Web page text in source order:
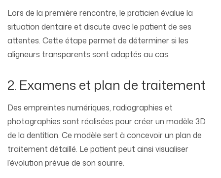
Lors de la première rencontre, le praticien évalue la
situation dentaire et discute avec le patient de ses
attentes. Cette étape permet de déterminer si les
aligneurs transparents sont adaptés au cas.
2. Examens et plan de traitement
Des empreintes numériques, radiographies et
photographies sont réalisées pour créer un modèle 3D
de la dentition. Ce modèle sert à concevoir un plan de
traitement détaillé. Le patient peut ainsi visualiser
l’évolution prévue de son sourire.